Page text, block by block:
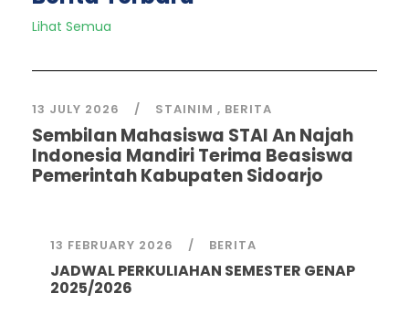
Lihat Semua
13 JULY 2026 STAINIM , BERITA
Sembilan Mahasiswa STAI An Najah
Indonesia Mandiri Terima Beasiswa
Pemerintah Kabupaten Sidoarjo
13 FEBRUARY 2026 BERITA
JADWAL PERKULIAHAN SEMESTER GENAP
2025/2026